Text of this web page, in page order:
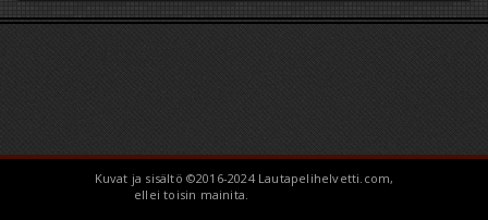
Kuvat ja sisältö ©2016-2024 Lautapelihelvetti.com,
ellei toisin mainita.